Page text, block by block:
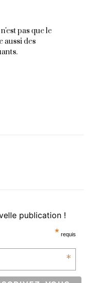
pas que le
aussi des
publication !
* requis
*